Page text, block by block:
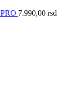
7.990,00 rsd